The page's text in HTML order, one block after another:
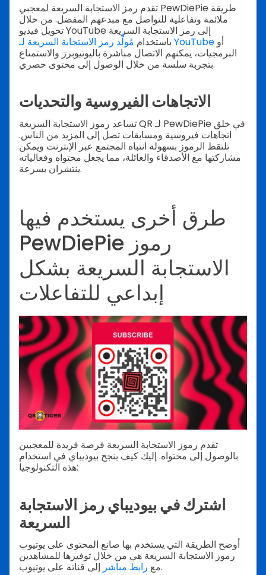
تقدم رمز الاستجابة السريعة لمعجبي PewDiePie طريقة
ملائمة وتفاعلية للتواصل مع مبدعهم المفضل. من خلال
تحويل فيديو YouTube إلى رمز الاستجابة السريعة
باستخدام مُولِّد رمز الاستجابة السريعة لـ YouTube
البرمجيات، يمكنهم الاتصال مباشرة باليوتيوبرز والاستمتاع
بتجربة سلسة من خلال الوصول إلى محتوى حصري.
الاتجاهات الفيروسية والتحديات
تساعد رموز الاستجابة السريعة QR لـ PewDiePie في خلق
اتجاهات فيروسية ومسابقات تصل إلى المزيد من الناس.
تلتقط الرموز بسهولة انتباه المجتمع عبر الإنترنت ويمكن
مشاركتها مع الأصدقاء والعائلة، مما يجعل محتواه وفعالياته
ينتشران بسرعة.
طرق أخرى يستخدم فيها
PewDiePie رموز
الاستجابة السريعة بشكل
إبداعي للتفاعلات
تقدم رموز الاستجابة السريعة فرصة فريدة للمعجبين
بالوصول إلى محتواه. إليك كيف ينجح بيوديباي في استخدام
هذه التكنولوجيا:
اشترك في بيوديباي رمز الاستجابة
السريعة
أوضح الطريقة التي يستخدم بها صانع المحتوى على يوتيوب
رموز الاستجابة السريعة هي من خلال توفيرها للمشاهدين
مع رابط مباشر
إلى قناته على يوتيوب.